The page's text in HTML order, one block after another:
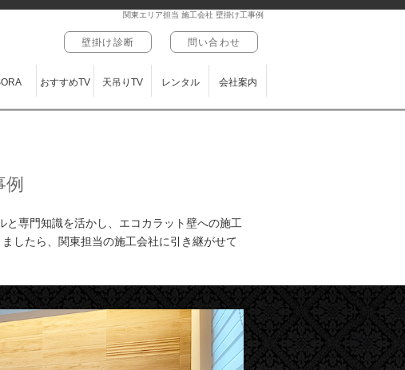
関東エリア担当 施工会社 壁掛け工事例
壁掛け診断 問い合わせ
おすすめTV 天吊りTV レンタル 会社案内
専門知識を活かし、エコカラット壁への施工
したら、関東担当の施工会社に引き継がせて